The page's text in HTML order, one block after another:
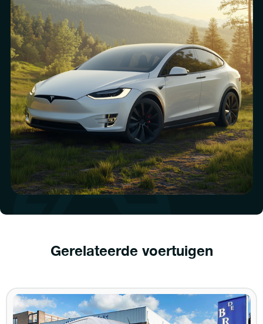
Gerelateerde voertuigen